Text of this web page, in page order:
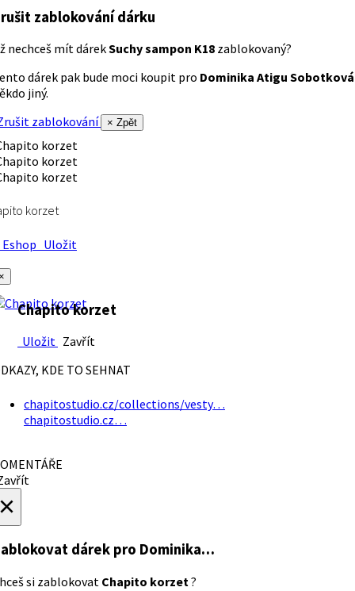
zablokování dárku
nechceš mít dárekSuchy sampon K18 zablokovaný?
dárek pak bude moci koupit pro Dominika Atigu Sobotková
jiný.
zablokování
× Zpět
korzet
Uložit
Chapito korzet
Uložit Zavřít
KDE TO SEHNAT
chapitostudio.cz/collections/vesty…
chapitostudio.cz…
dárek pro Dominika…
si zablokovat Chapito korzet?